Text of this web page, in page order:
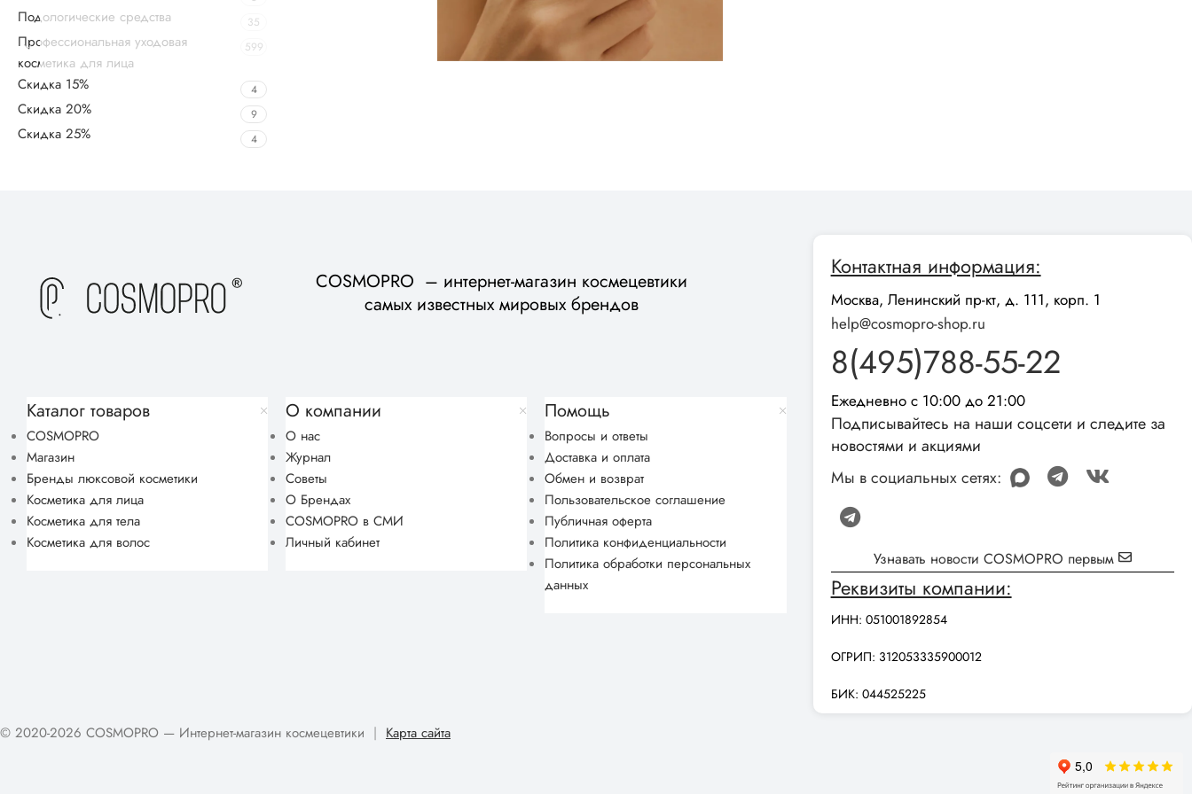
Подологические средства 35
Профессиональная уходовая
косметика для лица
599
Скидка 15% 4
Скидка 20% 9
Скидка 25% 4
COSMOPRO – интернет-магазин космецевтики
самых известных мировых брендов
Каталог товаров
COSMOPRO
Магазин
Бренды люксовой косметики
Косметика для лица
Косметика для тела
Косметика для волос
О компании
О нас
Журнал
Советы
О Брендах
COSMOPRO в СМИ
Личный кабинет
Помощь
Вопросы и ответы
Доставка и оплата
Обмен и возврат
Пользовательское соглашение
Публичная оферта
Политика конфиденциальности
Политика обработки персональных
данных
Контактная информация:
Москва, Ленинский пр-кт, д. 111, корп. 1
help@cosmopro-shop.ru
8(495)788-55-22
Ежедневно с 10:00 до 21:00
Подписывайтесь на наши соцсети и следите за
новостями и акциями
Мы в социальных сетях:
Узнавать новости COSMOPRO первым
Реквизиты компании:
ИНН: 051001892854
ОГРИП: 312053335900012
БИК: 044525225
© 2020-2026 COSMOPRO — Интернет-магазин космецевтики | Карта сайта